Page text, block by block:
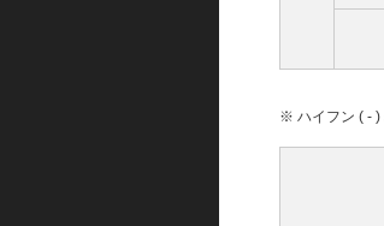
※ ハイフン ( - )